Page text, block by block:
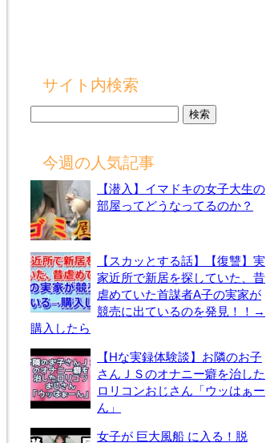
サイト内検索
今週の人気記事
【潜入】イマドキの女子大生の
部屋ってどうなってるのか？
【スカッとする話】【復讐】実
家近所で新居を探していた、昔
虐めていた首謀者A子の実家が
競売に出ているのを発見！！→
購入したら
【Hな実録体験談】お隣のお子
さんＪＳのオナニー癖を治した
ロリコンおじさん「ウッはぁー
ん」
女子が 巨大風船 に入る！脱